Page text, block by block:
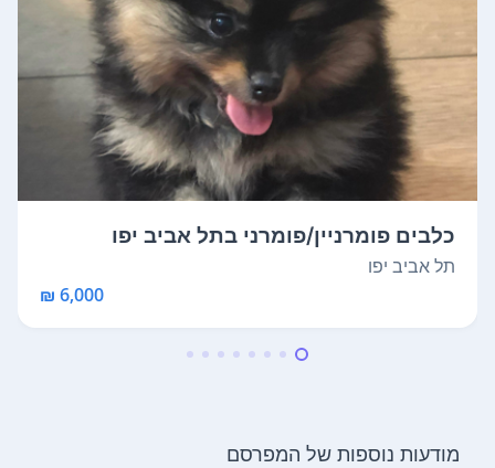
כלבים פומרניין/פומרני בתל אביב יפו
תל אביב יפו
6,000 ₪
מודעות נוספות של המפרסם